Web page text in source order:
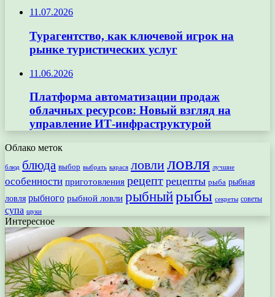
11.07.2026
Турагентство, как ключевой игрок на
рынке туристических услуг
11.06.2026
Платформа автоматизации продаж
облачных ресурсов: Новый взгляд на
управление ИТ-инфраструктурой
Облако меток
блюд блюда выбор выбрать карася ловлиловля лучшие
особенности приготовления рецепт рецепты рыба рыбная
ловля рыбного рыбной ловли рыбныйрыбы секреты советы
супа щуки
Интересное